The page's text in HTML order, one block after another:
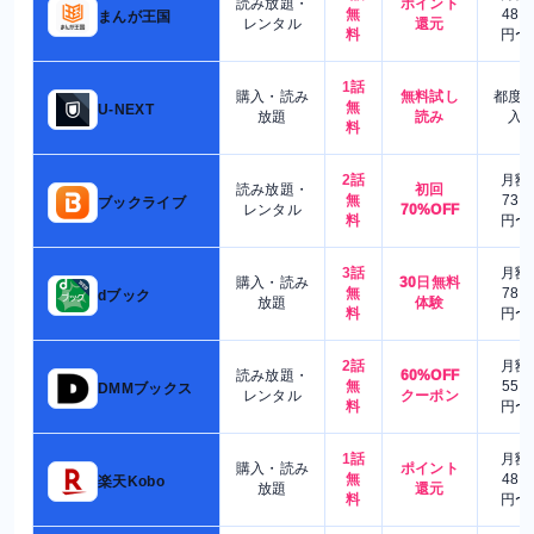
まんが王国
読み放題・
レンタル
無
料
ポイント
還元
480
円〜
U-NEXT
購入・読み
放題
1話
無
料
無料試し
読み
都度
入
ブックライブ
読み放題・
レンタル
2話
無
料
初回
70%OFF
月額
730
円〜
dブック
購入・読み
放題
3話
無
料
30日無料
体験
月額
780
円〜
DMMブックス
読み放題・
レンタル
2話
無
料
60%OFF
クーポン
月額
550
円〜
楽天Kobo
購入・読み
放題
1話
無
料
ポイント
還元
月額
480
円〜